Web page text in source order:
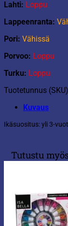
Lahti: Loppu
Lappeenranta:
Pori: Vähissä
Porvoo: Loppu
Turku: Loppu
Tuotetunnus
Kuvaus
Ikäsuositus: yli 3-
Tutustu